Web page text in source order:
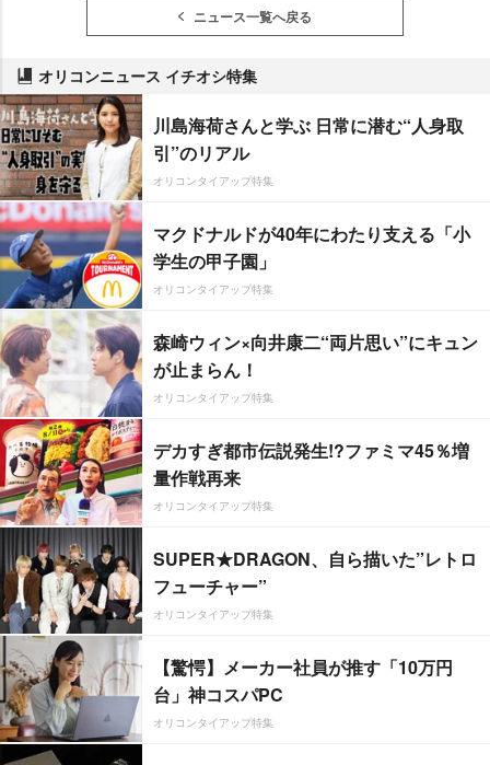
ニュース一覧へ戻る
オリコンニュース イチオシ特集
川島海荷さんと学ぶ 日常に潜む“人身取
引”のリアル
オリコンタイアップ特集
マクドナルドが40年にわたり支える「小
学生の甲子園」
オリコンタイアップ特集
森崎ウィン×向井康二“両片思い”にキュン
が止まらん！
オリコンタイアップ特集
デカすぎ都市伝説発生!?ファミマ45％増
量作戦再来
オリコンタイアップ特集
SUPER★DRAGON、自ら描いた”レトロ
フューチャー”
オリコンタイアップ特集
【驚愕】メーカー社員が推す「10万円
台」神コスパPC
オリコンタイアップ特集